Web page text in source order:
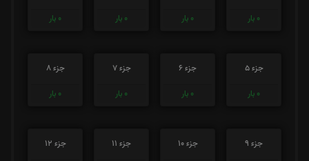
0 بار
0 بار
0 بار
0 بار
جزء 5
0 بار
جزء 6
0 بار
جزء 7
0 بار
جزء 8
0 بار
جزء 9
جزء 10
جزء 11
جزء 12